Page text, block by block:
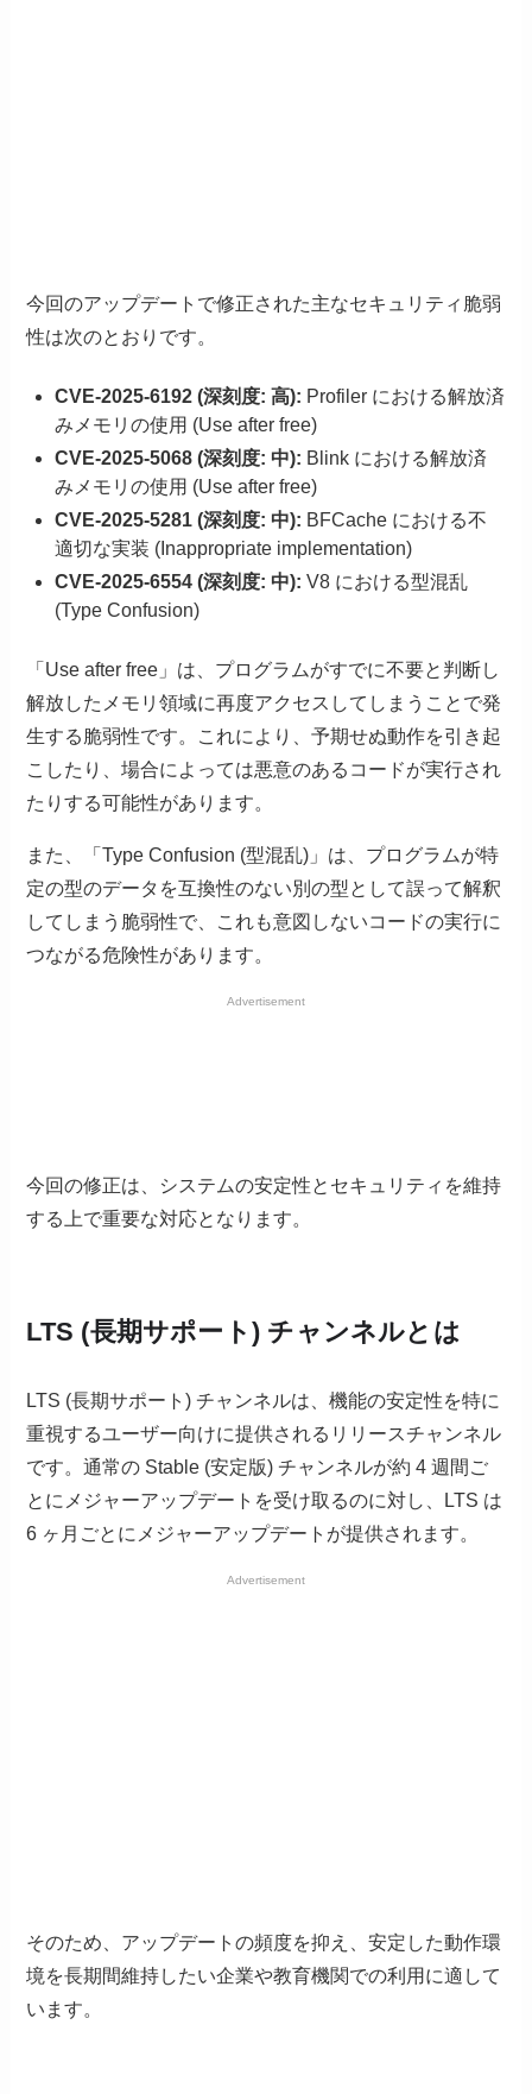
今回のアップデートで修正された主なセキュリティ脆弱
性は次のとおりです。
CVE-2025-6192 (深刻度: 高): Profiler における解放済
みメモリの使用 (Use after free)
CVE-2025-5068 (深刻度: 中): Blink における解放済
みメモリの使用 (Use after free)
CVE-2025-5281 (深刻度: 中): BFCache における不
適切な実装 (Inappropriate implementation)
CVE-2025-6554 (深刻度: 中): V8 における型混乱
(Type Confusion)
「Use after free」は、プログラムがすでに不要と判断し
解放したメモリ領域に再度アクセスしてしまうことで発
生する脆弱性です。これにより、予期せぬ動作を引き起
こしたり、場合によっては悪意のあるコードが実行され
たりする可能性があります。
また、「Type Confusion (型混乱)」は、プログラムが特
定の型のデータを互換性のない別の型として誤って解釈
してしまう脆弱性で、これも意図しないコードの実行に
つながる危険性があります。
Advertisement
今回の修正は、システムの安定性とセキュリティを維持
する上で重要な対応となります。
LTS (長期サポート) チャンネルとは
LTS (長期サポート) チャンネルは、機能の安定性を特に
重視するユーザー向けに提供されるリリースチャンネル
です。通常の Stable (安定版) チャンネルが約 4 週間ご
とにメジャーアップデートを受け取るのに対し、LTS は
6 ヶ月ごとにメジャーアップデートが提供されます。
Advertisement
そのため、アップデートの頻度を抑え、安定した動作環
境を長期間維持したい企業や教育機関での利用に適して
います。